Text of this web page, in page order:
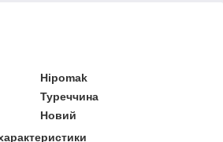
Hipomak
Туреччина
Новий